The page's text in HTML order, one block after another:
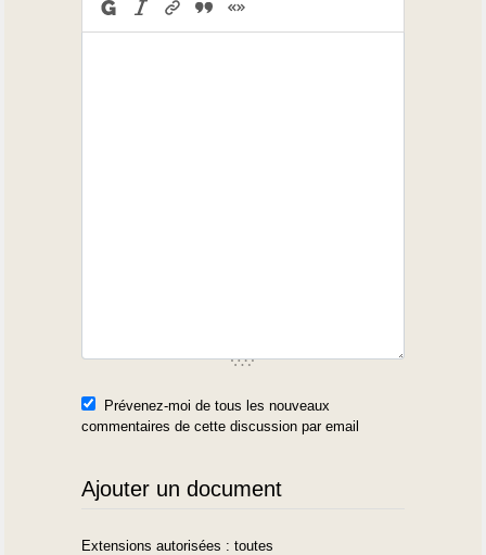
Prévenez-moi de tous les nouveaux
commentaires de cette discussion par email
Ajouter un document
Extensions autorisées : toutes